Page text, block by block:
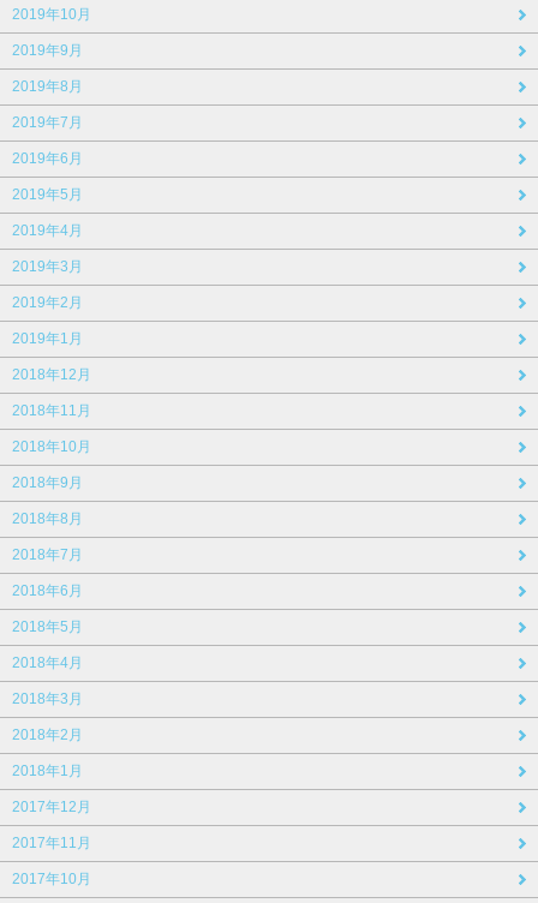
2019年10月
2019年9月
2019年8月
2019年7月
2019年6月
2019年5月
2019年4月
2019年3月
2019年2月
2019年1月
2018年12月
2018年11月
2018年10月
2018年9月
2018年8月
2018年7月
2018年6月
2018年5月
2018年4月
2018年3月
2018年2月
2018年1月
2017年12月
2017年11月
2017年10月